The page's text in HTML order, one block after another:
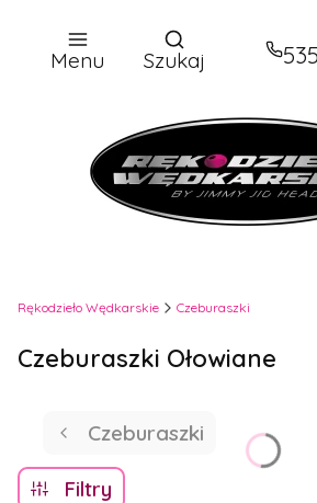
Menu
Otwórz
Szukaj
Rękodzieło Wędkarskie Czeburaszki
Czeburaszki Ołowiane
Czeburaszki
Filtry